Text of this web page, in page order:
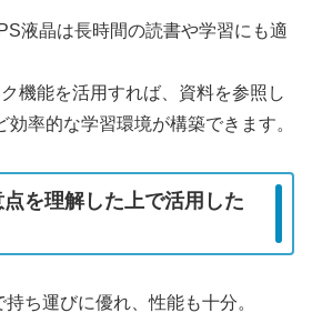
液晶は長時間の読書や学習にも適
機能を活用すれば、資料を参照し
効率的な学習環境が構築できます。
を理解した上で活用した
持ち運びに優れ、性能も十分。